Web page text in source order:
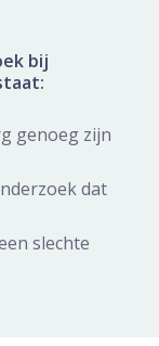
bij
genoeg zijn
dat
slechte